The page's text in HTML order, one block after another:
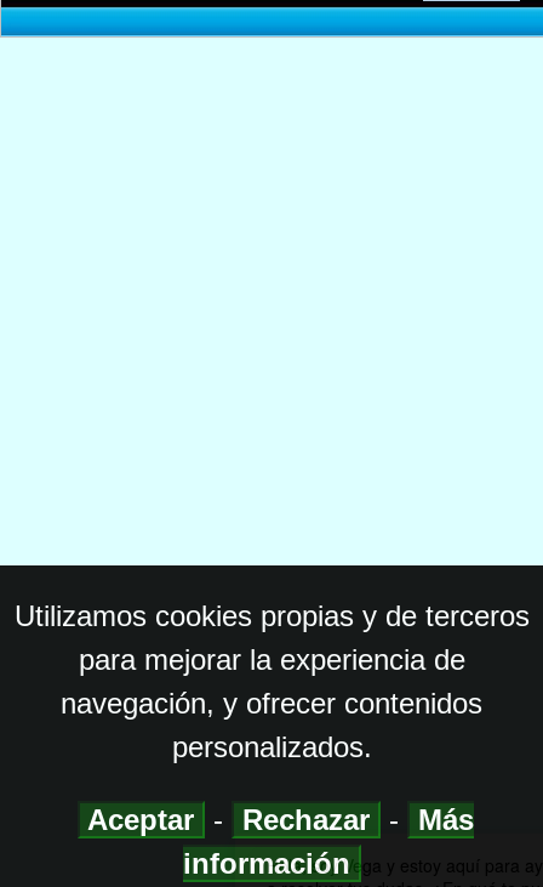
Utilizamos cookies propias y de terceros
para mejorar la experiencia de
navegación, y ofrecer contenidos
personalizados.
Aceptar - Rechazar -
Más
información